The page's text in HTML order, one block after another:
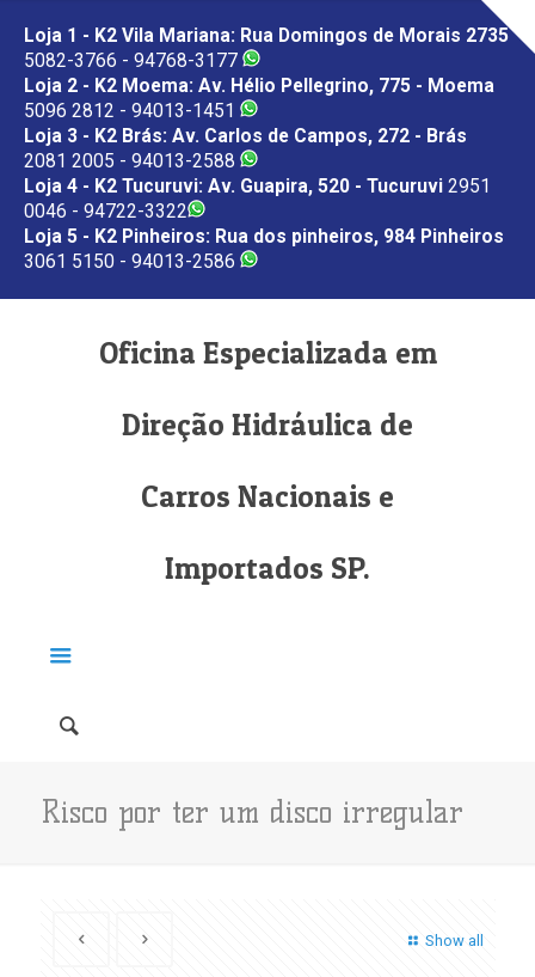
Loja 1 - K2 Vila Mariana: Rua Domingos de Morais 2735
5082-3766 - 94768-3177
Loja 2 - K2 Moema: Av. Hélio Pellegrino, 775 - Moema
5096 2812 - 94013-1451
Loja 3 - K2 Brás: Av. Carlos de Campos, 272 - Brás
2081 2005 - 94013-2588
Loja 4 - K2 Tucuruvi: Av. Guapira, 520 - Tucuruvi 2951
0046 - 94722-3322
Loja 5 - K2 Pinheiros: Rua dos pinheiros, 984 Pinheiros
3061 5150 - 94013-2586
Oficina Especializada em
Direção Hidráulica de
Carros Nacionais e
Importados SP.
Risco por ter um disco irregular
Show all